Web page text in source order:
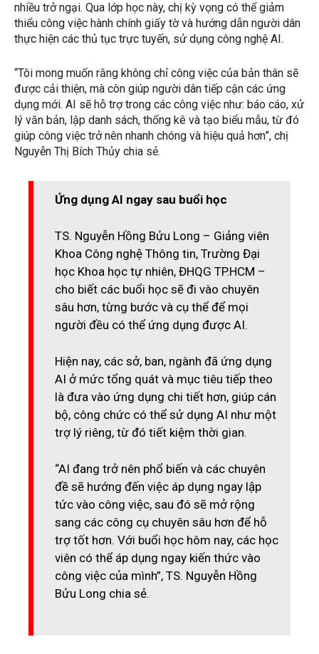
nhiều trở ngại. Qua lớp học này, chị kỳ vọng có thể giảm
thiểu công việc hành chính giấy tờ và hướng dẫn người dân
thực hiện các thủ tục trực tuyến, sử dụng công nghệ AI.
“Tôi mong muốn rằng không chỉ công việc của bản thân sẽ
được cải thiện, mà còn giúp người dân tiếp cận các ứng
dụng mới. AI sẽ hỗ trợ trong các công việc như: báo cáo, xử
lý văn bản, lập danh sách, thống kê và tạo biểu mẫu, từ đó
giúp công việc trở nên nhanh chóng và hiệu quả hơn”, chị
Nguyễn Thị Bích Thủy chia sẻ.
Ứng dụng AI ngay sau buổi học
TS. Nguyễn Hồng Bửu Long – Giảng viên
Khoa Công nghệ Thông tin, Trường Đại
học Khoa học tự nhiên, ĐHQG TP.HCM –
cho biết các buổi học sẽ đi vào chuyên
sâu hơn, từng bước và cụ thể để mọi
người đều có thể ứng dụng được AI.
Hiện nay, các sở, ban, ngành đã ứng dụng
AI ở mức tổng quát và mục tiêu tiếp theo
là đưa vào ứng dụng chi tiết hơn, giúp cán
bộ, công chức có thể sử dụng AI như một
trợ lý riêng, từ đó tiết kiệm thời gian.
“AI đang trở nên phổ biến và các chuyên
đề sẽ hướng đến việc áp dụng ngay lập
tức vào công việc, sau đó sẽ mở rộng
sang các công cụ chuyên sâu hơn để hỗ
trợ tốt hơn. Với buổi học hôm nay, các học
viên có thể áp dụng ngay kiến thức vào
công việc của mình”, TS. Nguyễn Hồng
Bửu Long chia sẻ.